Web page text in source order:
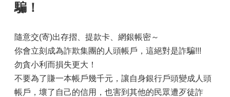
騙！
隨意交(寄)出存摺、提款卡、網銀帳密～
你會立刻成為詐欺集團的人頭帳戶，這絕對是詐騙!!!
勿貪小利而損失更大！
不要為了賺一本帳戶幾千元，讓自身銀行戶頭變成人頭
帳戶，壞了自己的信用，也害到其他的民眾遭歹徒詐